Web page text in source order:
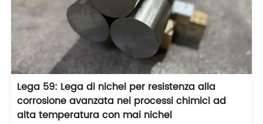
Lega 59: Lega di nichel per resistenza alla
corrosione avanzata nei processi chimici ad
alta temperatura con mai nichel